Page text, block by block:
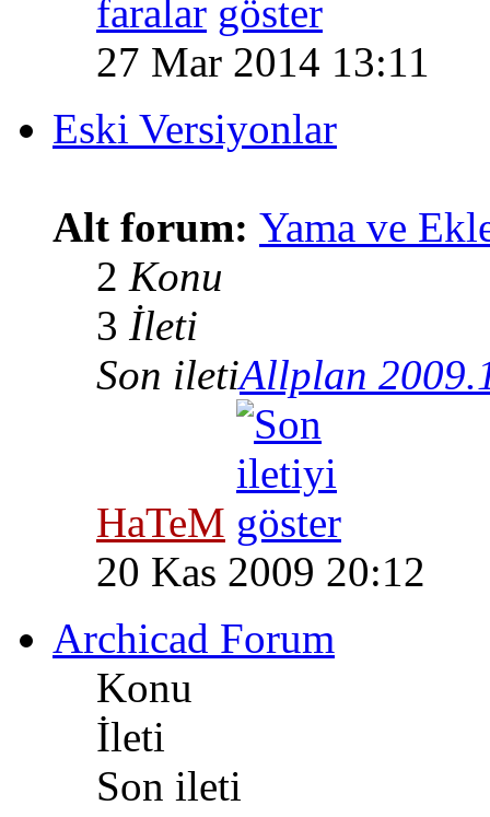
faralar
27 Mar 2014 13:11
Eski Versiyonlar
Alt forum: Yama ve
2 Konu
3 İleti
Son iletiAllplan
HaTeM
20 Kas 2009 20:12
Archicad Forum
Konu
İleti
Son ileti